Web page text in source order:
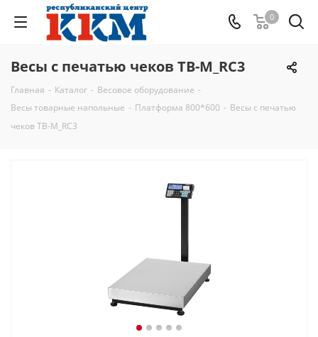
0
Весы с печатью чеков ТВ-M_RC3
Главная - Каталог - Весовое оборудование -
Весы товарные напольные - Платформа 800*600 - Весы с печатью
чеков ТВ-M_RC3